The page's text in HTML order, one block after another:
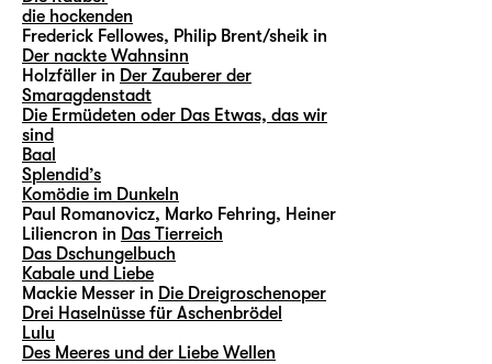
die hockenden
Frederick Fellowes, Philip Brent/sheik in
Der nackte Wahnsinn
Holzfäller in Der Zauberer der
Smaragdenstadt
Die Ermüdeten oder Das Etwas, das wir
sind
Baal
Splendid’s
Komödie im Dunkeln
Paul Romanovicz, Marko Fehring, Heiner
Liliencron in Das Tierreich
Das Dschungelbuch
Kabale und Liebe
Mackie Messer in Die Dreigroschenoper
Drei Haselnüsse für Aschenbrödel
Lulu
Des Meeres und der Liebe Wellen